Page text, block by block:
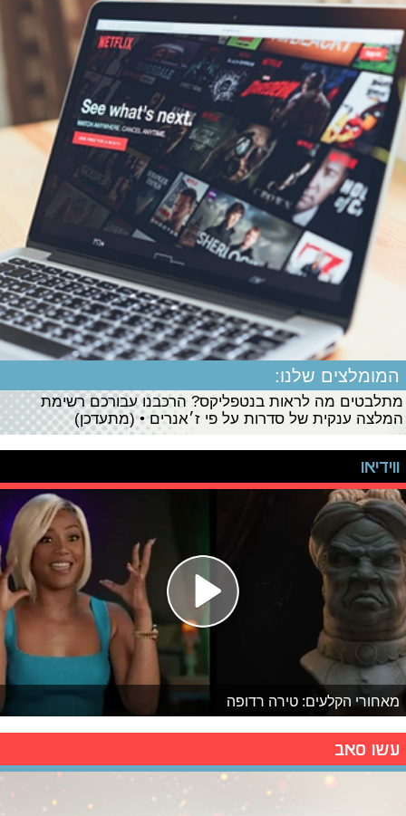
המומלצים שלנו:
מתלבטים מה לראות בנטפליקס? הרכבנו עבורכם רשימת
המלצה ענקית של סדרות על פי ז׳אנרים • (מתעדכן)
ווידיאו
מאחורי הקלעים: טירה רדופה
עשו סאב